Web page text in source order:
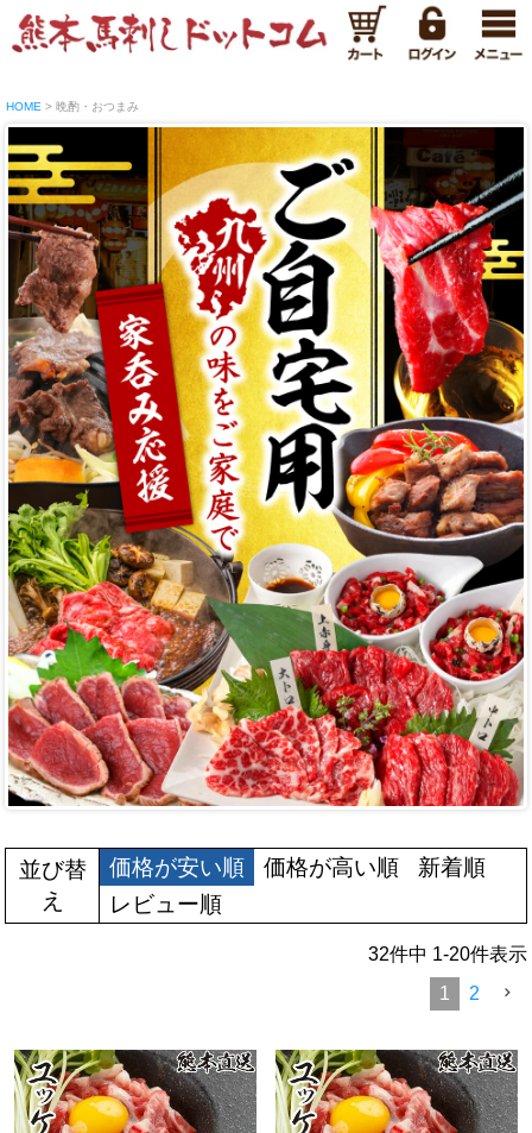
HOME 晩酌・おつまみ
並び替
え
価格が安い順 価格が高い順
新着順
レビュー順
32件中 1-20件表示
1
2